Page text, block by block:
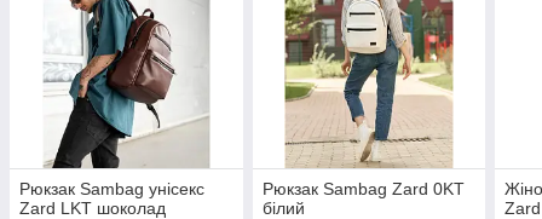
Рюкзак Sambag унісекс
Zard LKT шоколад
Рюкзак Sambag Zard 0KT
білий